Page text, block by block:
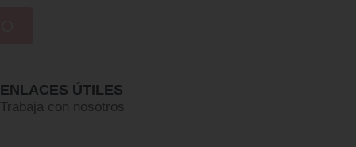
ENLACES ÚTILES
Trabaja con nosotros